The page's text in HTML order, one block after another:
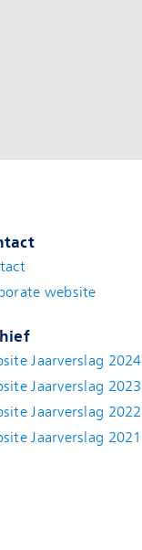
(new window)
website
Jaarverslag 2024
Jaarverslag 2023
Jaarverslag 2022
Jaarverslag 2021